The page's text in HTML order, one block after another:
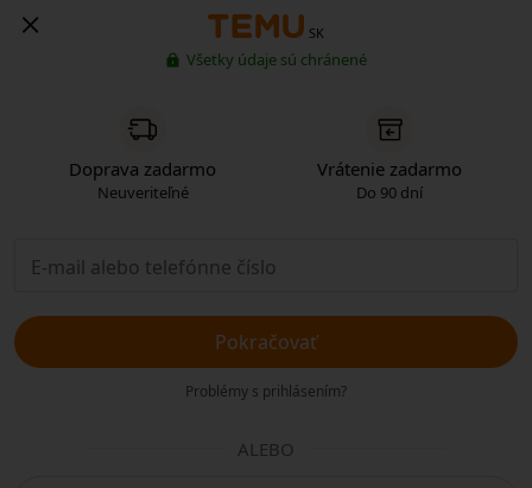
SK
Všetky údaje sú chránené
Doprava zadarmo
Neuveriteľné
Vrátenie zadarmo
Do 90 dní
Pokračovať
Problémy s prihlásením?
ALEBO